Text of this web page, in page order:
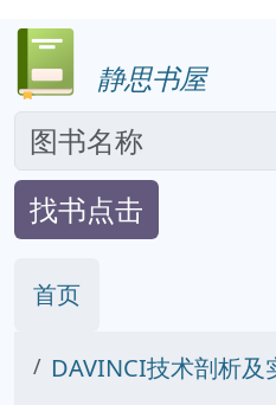
静思书屋
找书点击
首页
DAVINCI技术剖析